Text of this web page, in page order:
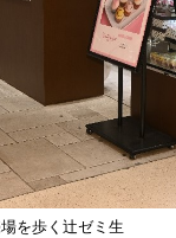
を歩く辻ゼミ生